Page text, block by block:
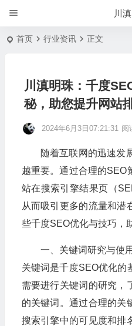
川
首页 行业资讯 正文
川滇明珠：千度
秘，助您提升网站
2024年6月3日07:21:31 阅
随着互联网的迅速发
越重要。通过合理的SEO
站在搜索引擎结果页（
从而吸引更多的流量和潜
些千度SEO优化与技巧，
一、关键词研究与使用
关键词是千度SEO优化的
需要进行关键词的研究，
的关键词。通过合理的关
搜索引擎中的可见度和排